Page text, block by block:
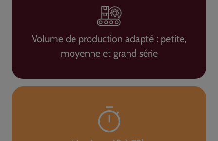
Volume de production adapté : petite,
moyenne et grand série